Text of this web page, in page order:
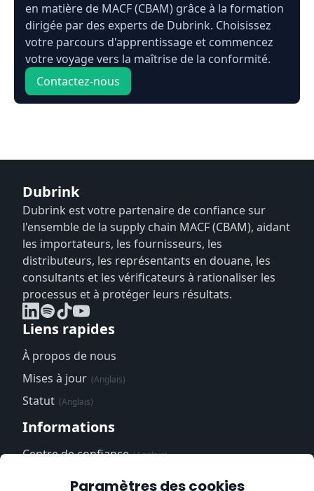
en matière de MACF (CBAM) grâce à la formation
dirigée par des experts de Dubrink. Choisissez
votre parcours d'apprentissage et commencez
votre voyage vers la maîtrise de la conformité.
Contactez-nous
Dubrink
Dubrink est votre partenaire de confiance sur
l'ensemble de la supply chain MACF (CBAM), aidant
les importateurs, les fournisseurs, les
distributeurs, les représentants en douane, les
consultants et les vérificateurs à rationaliser les
processus et à protéger leurs résultats.
Liens rapides
À propos de nous
Mises à jour (Anglais)
Statut (Anglais)
Informations
Centre de confiance(Anglais)
Paramètres des cookies